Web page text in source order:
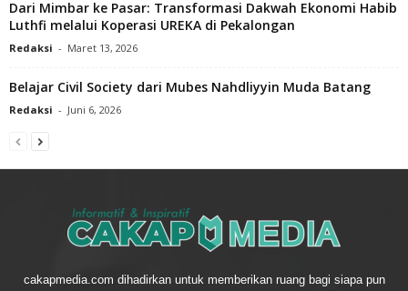
Dari Mimbar ke Pasar: Transformasi Dakwah Ekonomi Habib
Luthfi melalui Koperasi UREKA di Pekalongan
Redaksi - Maret 13, 2026
Belajar Civil Society dari Mubes Nahdliyyin Muda Batang
Redaksi - Juni 6, 2026
cakapmedia.com dihadirkan untuk memberikan ruang bagi siapa pun